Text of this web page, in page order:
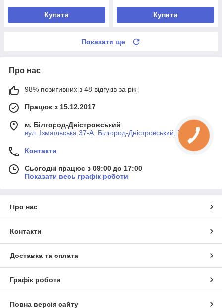
Купити Купити
Показати ще
Про нас
98% позитивних з 48 відгуків за рік
Працює з 15.12.2017
м. Білгород-Дністровський
вул. Ізмаїльська 37-А, Білгород-Дністровський, Україна
Контакти
Сьогодні працює з 09:00 до 17:00
Показати весь графік роботи
Про нас
Контакти
Доставка та оплата
Графік роботи
Повна версія сайту